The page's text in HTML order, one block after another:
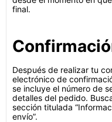
final.
Después de realizar tu
electrónico de
se incluye el número de
detalles del pedido.
sección titulada
envío”.